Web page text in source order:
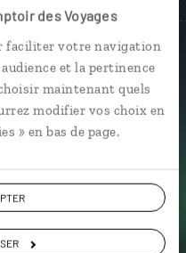
des Voyages
faciliter votre navigation
et la pertinence
maintenant quels
modifier vos choix en
» en bas de page.
Norvège
réalité du pays.